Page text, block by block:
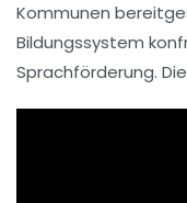
Kommunen
Bildungssystem
Sprachförderung.